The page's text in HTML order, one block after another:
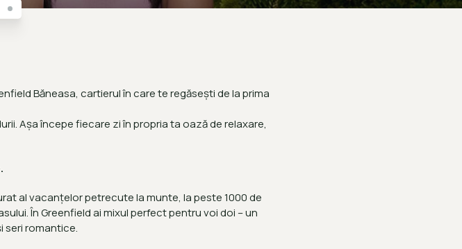
Băneasa, cartierul în care te regăsești de la prima
Așa începe fiecare zi în propria ta oază de relaxare,
al vacanțelor petrecute la munte, la peste 1000 de
În Greenfield ai mixul perfect pentru voi doi – un
seri romantice.